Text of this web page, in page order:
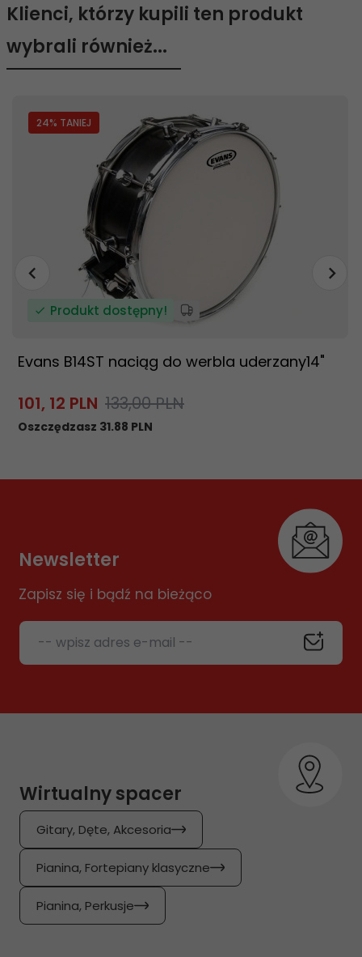
Klienci, którzy kupili ten produkt
wybrali również...
24% TANIEJ
Produkt dostępny!
Evans B14ST naciąg do werbla uderzany14"
101, 12 PLN 133,00 PLN
Oszczędzasz 31.88 PLN
Newsletter
Zapisz się i bądź na bieżąco
-- wpisz adres e-mail --
Wirtualny spacer
Gitary, Dęte, Akcesoria
Pianina, Fortepiany klasyczne
Pianina, Perkusje